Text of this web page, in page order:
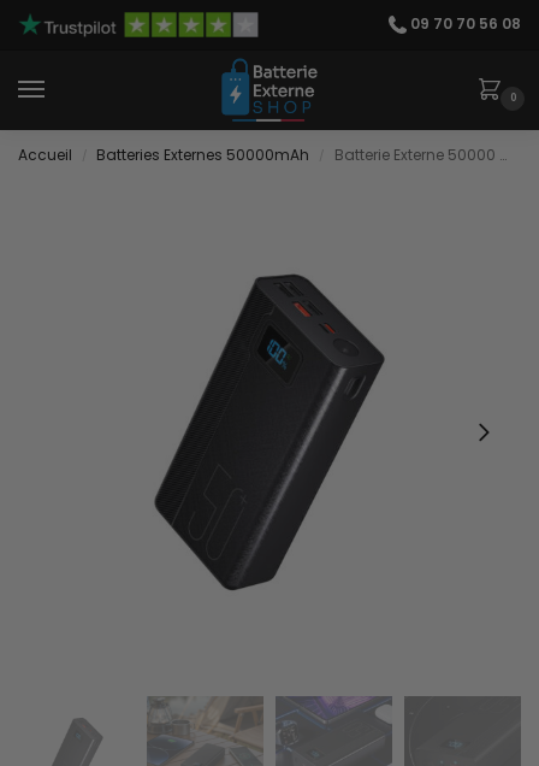
09 70 70 56 08
0
Accueil Batteries Externes 50000mAh Batterie Externe 50000 mAh Légère